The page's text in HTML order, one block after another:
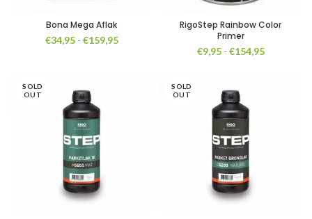
Bona Mega Aflak
€34,95 - €159,95Prijsklasse:
RigoStep Rainbow Color
Primer
€9,95 - €154,95Prijsklasse:
SOLD
OUT
SOLD
OUT